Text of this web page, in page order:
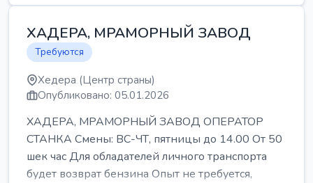
ХАДЕРА, МРАМОРНЫЙ ЗАВОД
Требуются
Хедера (Центр страны)
Опубликовано: 05.01.2026
ХАДЕРА, МРАМОРНЫЙ ЗАВОД ОПЕРАТОР
СТАНКА Смены: ВС-ЧТ, пятницы до 14.00 От 50
шек час Для обладателей личного транспорта
будет возврат бензина Опыт не требуется,